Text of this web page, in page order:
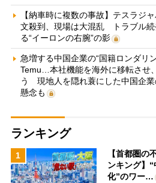
【納車時に複数の事故】テスラジ
文殺到、現場は大混乱 トラブル続
る“イーロンの右腕”の影
急増する中国企業の“国籍ロンダリ
Temu…本社機能を海外に移転させ
う 現地人を隠れ蓑にした中国企
懸念も
ランキング
1
【首都圏の
ンキング】
化”のワー…